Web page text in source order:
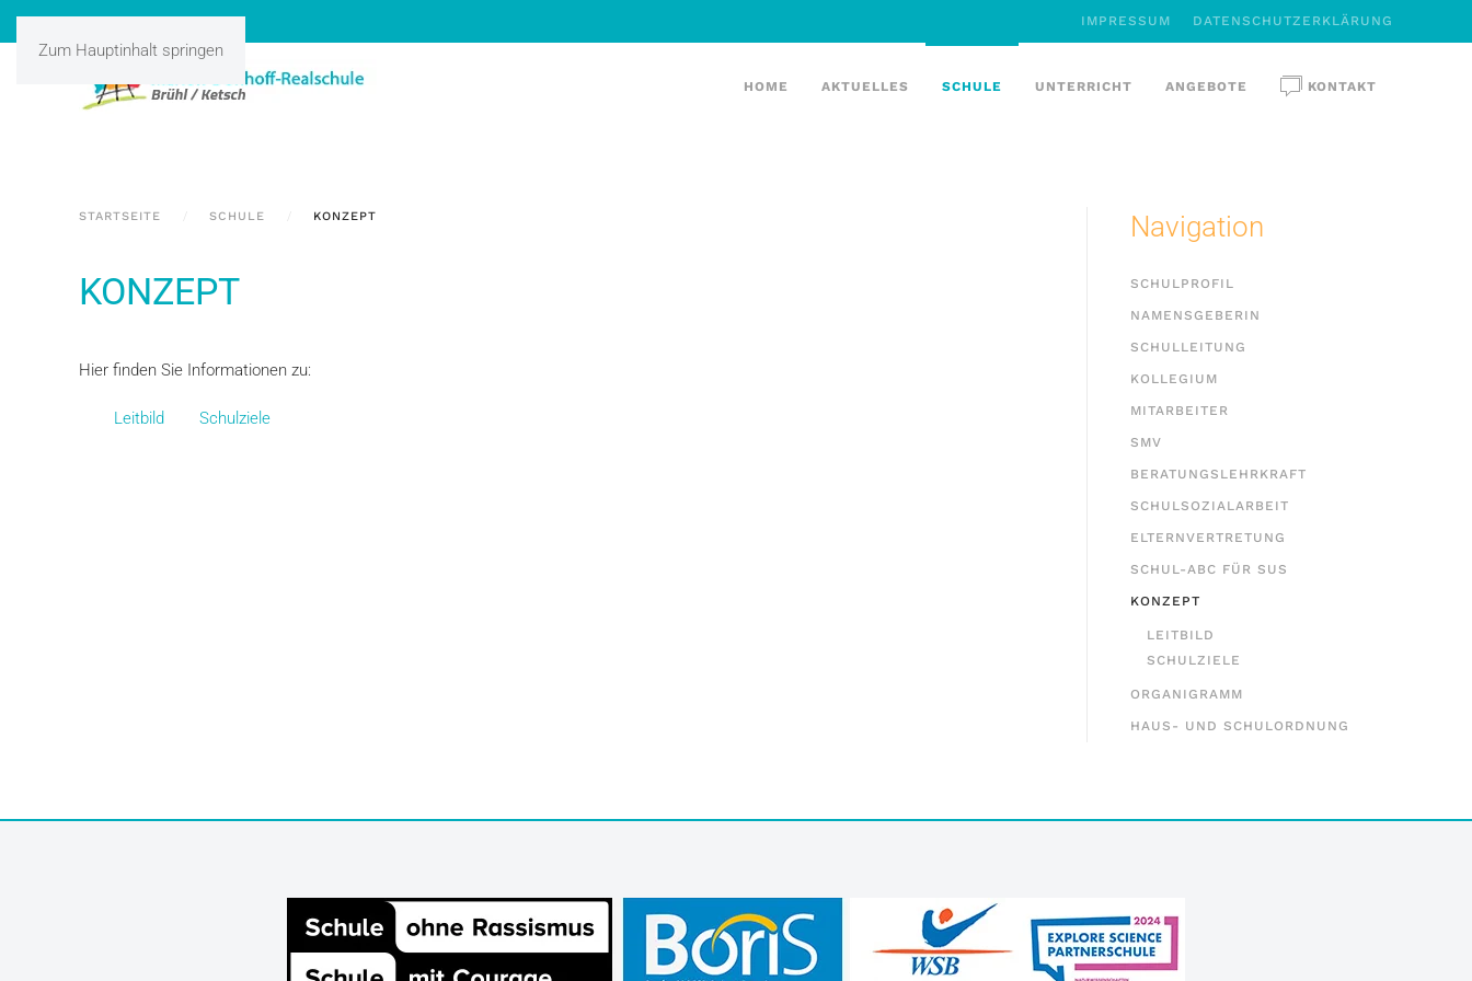
Zum Hauptinhalt springen
IMPRESSUM DATENSCHUTZERKLÄRUNG
HOME AKTUELLES SCHULE UNTERRICHT ANGEBOTE KONTAKT
STARTSEITE SCHULE KONZEPT
KONZEPT
Hier finden Sie Informationen zu:
Leitbild Schulziele
Navigation
SCHULPROFIL
NAMENSGEBERIN
SCHULLEITUNG
KOLLEGIUM
MITARBEITER
SMV
BERATUNGSLEHRKRAFT
SCHULSOZIALARBEIT
ELTERNVERTRETUNG
SCHUL-ABC FÜR SUS
KONZEPT
LEITBILD
SCHULZIELE
ORGANIGRAMM
HAUS- UND SCHULORDNUNG